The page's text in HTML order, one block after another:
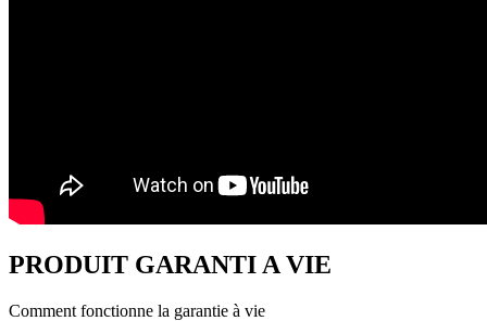
PRODUIT GARANTI A VIE
Comment fonctionne la garantie à vie